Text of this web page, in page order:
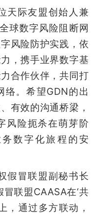
天际友盟创始人兼
球数字风险阻断网
风险防护实践，依
，携手业界数字基
合作伙伴，共同打
络。希望GDN的出
有效的沟通桥梁，
风险扼杀在萌芽阶
数字化旅程的安
假冒联盟副秘书长
联盟CAASA在‘共
，通过多方联动，